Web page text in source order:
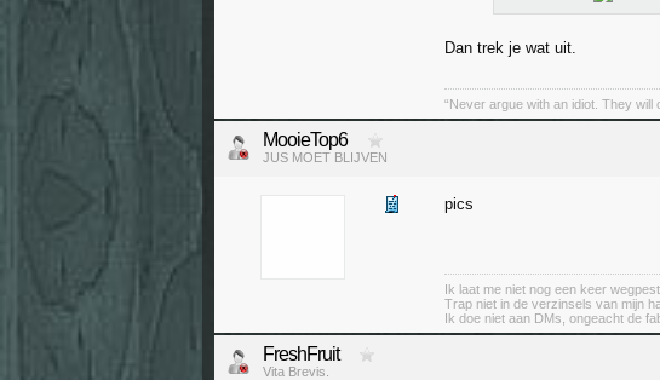
Dan trek je wat uit.
“Never argue with an idiot. They
MooieTop6
JUS MOET BLIJVEN
pics
Ik laat me niet nog een keer
Trap niet in de verzinsels van mijn
Ik doe niet aan DMs, ongeacht de
FreshFruit
Vita Brevis.